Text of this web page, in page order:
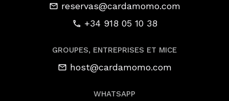
reservas@cardamomo.com
+34 918 05 10 38
GROUPES, ENTREPRISES ET MICE
host@cardamomo.com
WHATSAPP